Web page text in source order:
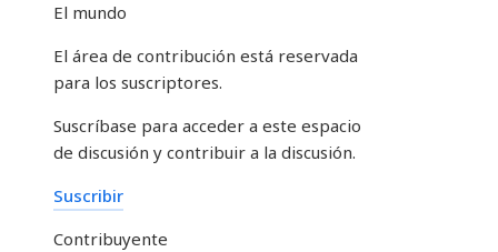
El mundo
El área de contribución está reservada
para los suscriptores.
Suscríbase para acceder a este espacio
de discusión y contribuir a la discusión.
Suscribir
Contribuyente